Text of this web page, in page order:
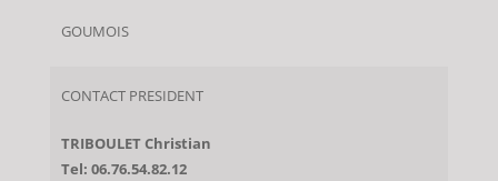
GOUMOIS
CONTACT PRESIDENT
TRIBOULET Christian
Tel: 06.76.54.82.12